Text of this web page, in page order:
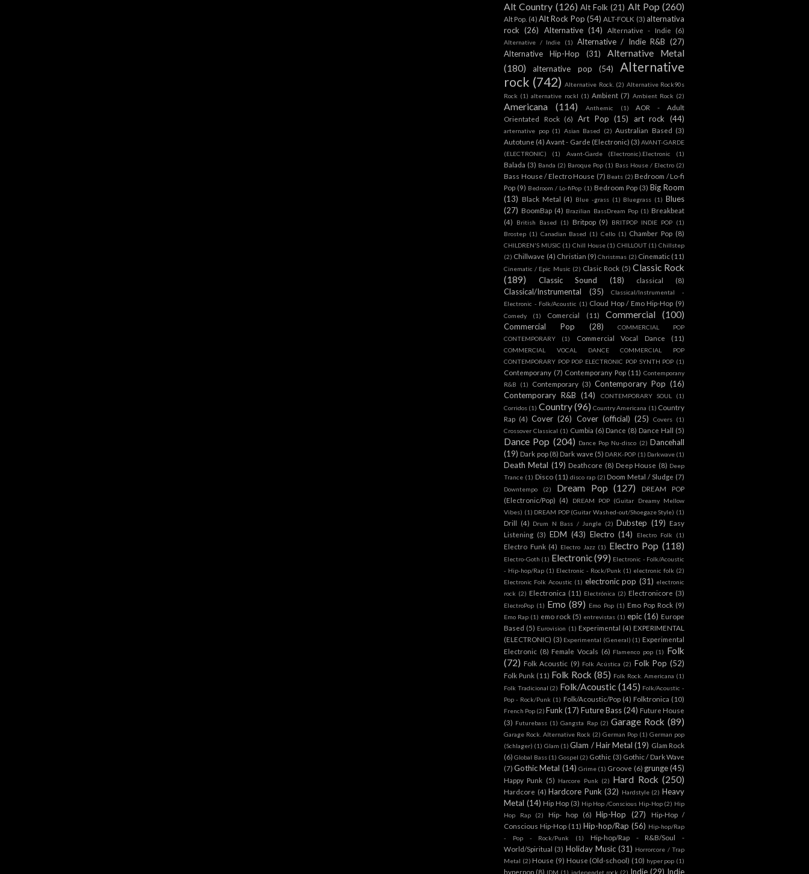
Alt Country (126) Alt Folk (21) Alt Pop (260)
Alt Pop. (4) Alt Rock Pop (54) ALT-FOLK (3) alternativa
rock (26) Alternative (14) Alternative - Indie (6)
Alternative / Indie (1) Alternative / Indie R&B (27)
Alternative Hip-Hop
(31)
Alternative Metal
(180)
alternative pop (54)
Alternative
rock (742) Alternative Rock. (2) Alternative Rock90s
Rock (1) alternative rockl (1) Ambient (7) Ambient Rock (2)
Americana (114) Anthemic (1)
AOR - Adult
Orientated Rock (6) Art Pop (15) art rock (44)
arternative pop (1) Asian Based (2) Australian Based (3)
Autotune (4) Avant - Garde (Electronic) (3) AVANT-GARDE
(ELECTRONIC)
(1) Avant-Garde (Electronic).Electronic (1)
Balada (3) Banda (2) Baroque Pop (1) Bass House / Electro (2)
Bass House / Electro House (7) Beats (2) Bedroom / Lo-fi
Pop (9) Bedroom / Lo-fiPop (1) Bedroom Pop (3) Big Room
(13) Black Metal (4) Blue -grass (1) Bluegrass (1) Blues
(27) BoomBap (4) Brazilian BassDream Pop (1) Breakbeat
(4)
British Based (1) Britpop (9) BRITPOP INDIE POP (1)
Brostep (1) Canadian Based (1) Cello (1) Chamber Pop (8)
CHILDREN'S MUSIC (1) Chill House (1) CHILLOUT (1) Chillstep
(2) Chillwave (4) Christian (9) Christmas (2) Cinematic (11)
Cinematic / Epic Music (2) Clasic Rock (5) Classic Rock
(189)
Classic Sound (18) classical (8)
Classical/Instrumental (35)
Classical/Instrumental -
Electronic - Folk/Acoustic (1) Cloud Hop / Emo Hip-Hop (9)
Comedy (1) Comercial (11) Commercial (100)
Commercial Pop (28)
COMMERCIAL POP
CONTEMPORARY
(1) Commercial Vocal Dance (11)
COMMERCIAL VOCAL DANCE COMMERCIAL POP
CONTEMPORARY POP POP ELECTRONIC POP SYNTH POP (1)
Contemporany (7) Contemporany Pop (11) Contemporany
R&B
(1) Contemporary (3) Contemporary Pop (16)
Contemporary R&B (14) CONTEMPORARY SOUL
(1)
Corridos (1) Country(96) Country Americana (1) Country
Rap (4) Cover (26) Cover (official) (25) Covers (1)
Crossover Classical (1) Cumbia (6) Dance (8) Dance Hall (5)
Dance Pop (204) Dance Pop Nu-disco (2) Dancehall
(19) Dark pop (8) Dark wave (5) DARK-POP (1) Darkwave (1)
Death Metal (19) Deathcore (8) Deep House (8) Deep
Trance (1) Disco (11) disco rap (2) Doom Metal / Sludge (7)
Downtempo (2) Dream Pop (127)
DREAM POP
(Electronic/Pop) (4)
DREAM POP (Guitar Dreamy Mellow
Vibes) (1) DREAM POP (Guitar Washed-out/Shoegaze Style) (1)
Drill (4) Drum N Bass / Jungle (2) Dubstep (19) Easy
Listening (3) EDM (43) Electro (14) Electro Folk (1)
Electro Funk (4) Electro Jazz (1) Electro Pop (118)
Electro-Goth (1) Electronic(99) Electronic - Folk/Acoustic
- Hip-hop/Rap (1) Electronic - Rock/Punk (1) electronic folk (2)
Electronic Folk Acoustic (1) electronic pop (31) electronic
rock (2) Electronica (11) Electrónica (2) Electronicore (3)
ElectroPop (1) Emo (89) Emo Pop (1) Emo Pop Rock (9)
Emo Rap (1) emo rock (5) entrevistas (1) epic (16) Europe
Based (5) Eurovision (1) Experimental (4) EXPERIMENTAL
(ELECTRONIC) (3) Experimental (General) (1) Experimental
Electronic (8) Female Vocals (6) Flamenco pop (1) Folk
(72) Folk Acoustic (9) Folk Acústica (2) Folk Pop (52)
Folk Punk (11) Folk Rock (85) Folk Rock. Americana (1)
Folk Tradicional (2) Folk/Acoustic (145) Folk/Acoustic -
Pop - Rock/Punk (1) Folk/Acoustic/Pop (4) Folktronica (10)
French Pop (2) Funk (17) Future Bass(24) Future House
(3) Futurebass (1) Gangsta Rap (2) Garage Rock (89)
Garage Rock. Alternative Rock (2) German Pop (1) German pop
(Schlager) (1) Glam (1) Glam / Hair Metal (19) Glam Rock
(6) Global Bass (1) Gospel (2) Gothic (3) Gothic / Dark Wave
(7) Gothic Metal (14) Grime (1) Groove (6) grunge (45)
Happy Punk (5) Harcore Punk (2) Hard Rock (250)
Hardcore (4) Hardcore Punk (32) Hardstyle (2) Heavy
Metal (14) Hip Hop (3) Hip Hop /Conscious Hip-Hop (2) Hip
Hop Rap
(2) Hip- hop (6) Hip-Hop (27)
Hip-Hop /
Conscious Hip-Hop (11) Hip-hop/Rap (56) Hip-hop/Rap
- Pop - Rock/Punk
(1)
Hip-hop/Rap - R&B/Soul -
World/Spiritual (3) Holiday Music (31) Horrorcore / Trap
Metal (2) House (9) House (Old-school) (10) hyper pop (1)
hyperpop (8) IDM (1) independet rock (2) Indie (29) Indie